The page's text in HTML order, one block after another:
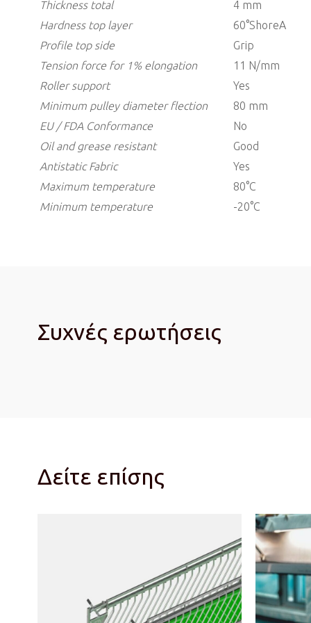
Thickness total
4 mm
Hardness top layer
60°ShoreA
Profile top side
Grip
Tension force for 1% elongation
11 N/mm
Roller support
Yes
Minimum pulley diameter flection
80 mm
EU / FDA Conformance
No
Oil and grease resistant
Good
AntistaticFabric
Yes
Maximum temperature
80°C
Minimum temperature
-20°C
Συχνές ερωτήσεις
Δείτε επίσης